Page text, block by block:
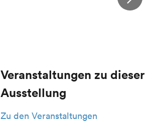
Veranstaltungen zu dieser
Ausstellung
Zu den Veranstaltungen